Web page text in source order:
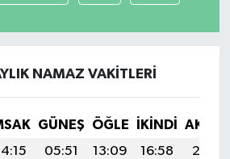
NAMAZ VAKITLERI
GÜNEŞ ÖĞLE İKINDI
05:51 13:09 16:58
20:18